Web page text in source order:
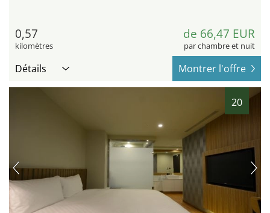
0,57
kilomètres
de 66,47 EUR
par chambre et nuit
Détails Montrer l'offre
20